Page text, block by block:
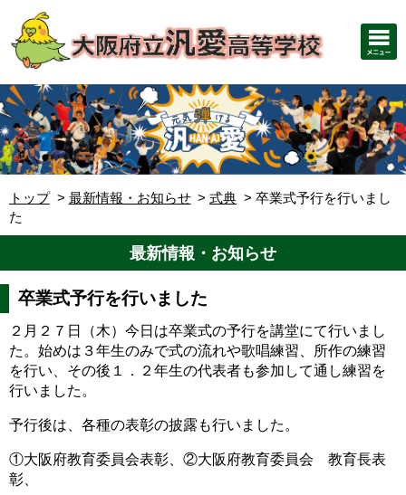
トップ 最新情報・お知らせ 式典
卒業式予行を行いまし
た
最新情報・お知らせ
卒業式予行を行いました
２月２７日（木）今日は卒業式の予行を講堂にて行いまし
た。始めは３年生のみで式の流れや歌唱練習、所作の練習
を行い、その後１．２年生の代表者も参加して通し練習を
行いました。
予行後は、各種の表彰の披露も行いました。
①大阪府教育委員会表彰、②大阪府教育委員会 教育長表
彰、